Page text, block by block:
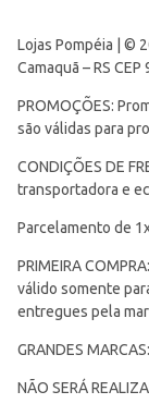
Lojas Pompéia | ©
Camaquã – RS
PROMOÇÕES:
são válidas para
CONDIÇÕES DE
transportadora e
Parcelamento de
PRIMEIRA
válido somente
entregues pela
GRANDES
NÃO SERÁ